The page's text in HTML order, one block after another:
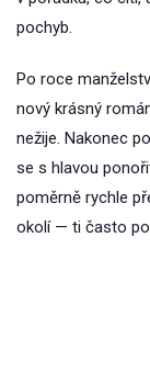
pochyb.
Po roce
nový krásný
nežije. Nakonec
se s hlavou
poměrně rychle
okolí — ti často